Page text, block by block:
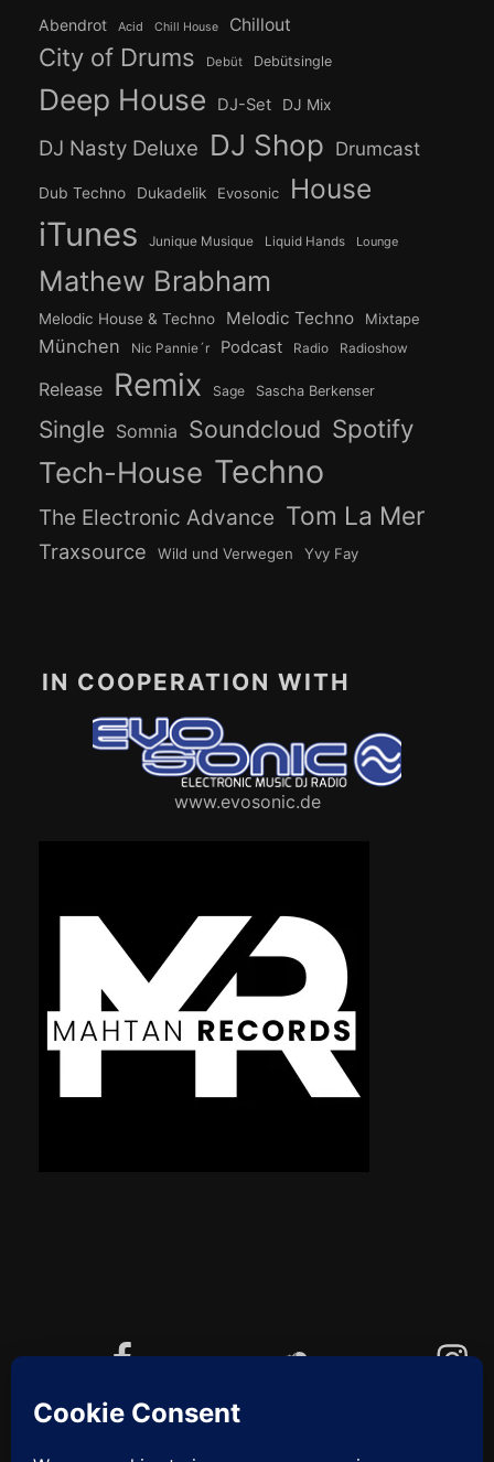
Abendrot Acid Chill House Chillout
City of Drums Debüt Debütsingle
Deep House DJ-Set DJ Mix
DJ Nasty Deluxe DJ Shop Drumcast
Dub Techno Dukadelik Evosonic House
iTunes Junique Musique Liquid Hands Lounge
Mathew Brabham
Melodic House & Techno Melodic Techno Mixtape
München Nic Pannie´r Podcast Radio Radioshow
Release Remix Sage Sascha Berkenser
Single Somnia Soundcloud Spotify
Tech-House Techno
The Electronic Advance Tom La Mer
Traxsource Wild und Verwegen Yvy Fay
IN COOPERATION WITH
www.evosonic.de
YouTube
Cookie-Richtlinie (EU)